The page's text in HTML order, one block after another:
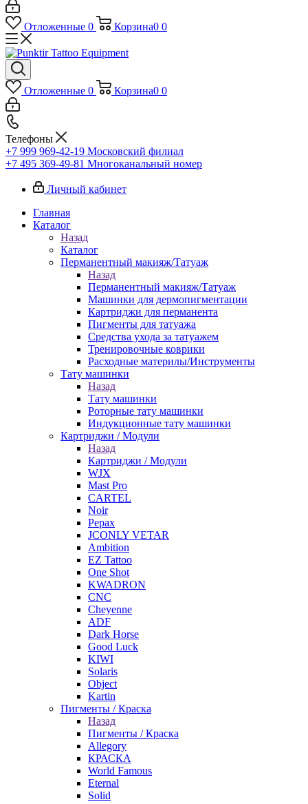
Отложенные 0 Корзина0 0
Отложенные 0 Корзина0 0
Телефоны
+7 999 969-42-19 Московский филиал
+7 495 369-49-81 Многоканальный номер
Личный кабинет
Главная
Каталог
Назад
Каталог
Перманентный макияж/Татуаж
Назад
Перманентный макияж/Татуаж
Машинки для дермопигментации
Картриджи для перманента
Пигменты для татуажа
Средства ухода за татуажем
Тренировочные коврики
Расходные материлы/Инструменты
Тату машинки
Назад
Тату машинки
Роторные тату машинки
Индукционные тату машинки
Картриджи / Модули
Назад
Картриджи / Модули
WJX
Mast Pro
CARTEL
Noir
Pepax
JCONLY VETAR
Ambition
EZ Tattoo
One Shot
KWADRON
CNC
Cheyenne
ADF
Dark Horse
Good Luck
KIWI
Solaris
Object
Kartin
Пигменты / Краска
Назад
Пигменты / Краска
Allegory
КРАСКА
World Famous
Eternal
Solid